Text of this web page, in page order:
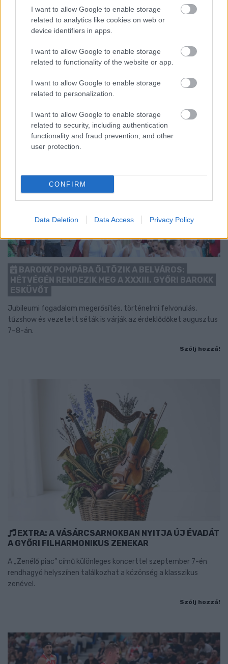
I want to allow Google to enable storage
related to analytics like cookies on web or
device identifiers in apps.
I want to allow Google to enable storage
related to functionality of the website or app.
I want to allow Google to enable storage
related to personalization.
I want to allow Google to enable storage
related to security, including authentication
functionality and fraud prevention, and other
user protection.
CONFIRM
Data Deletion Data Access Privacy Policy
ENERGIATAKARÉKOSSÁG: KORÁBBAN KEZDŐDIK
A GYŐRI AUDI ETO KC PÉNTEKI FELKÉSZÜLÉSI
MÉRKŐZÉSE
Az energiaellátás tehermentesítése érdekében másfél órával
előrébb hozták a Brest Bretagne Handball elleni találkozó
kezdését.
1 hozzászólás
BAROKK POMPÁBA ÖLTÖZIK A BELVÁROS:
HÉTVÉGÉN RENDEZIK MEG A XXXIII. GYŐRI BAROKK
ESKÜVŐT
Jubileumi fogadalom megerősítés, történelmi felvonulás,
tűzshow és vezetett séták is várják az érdeklődőket augusztus
7–8-án.
Szólj hozzá!
EXTRA: A VÁSÁRCSARNOKBAN NYITJA ÚJ ÉVADÁT
A GYŐRI FILHARMONIKUS ZENEKAR
A „Zenélő piac” című különleges koncerttel szeptember 7-én
rendhagyó helyszínen találkozhat a közönség a klasszikus
zenével.
Szólj hozzá!